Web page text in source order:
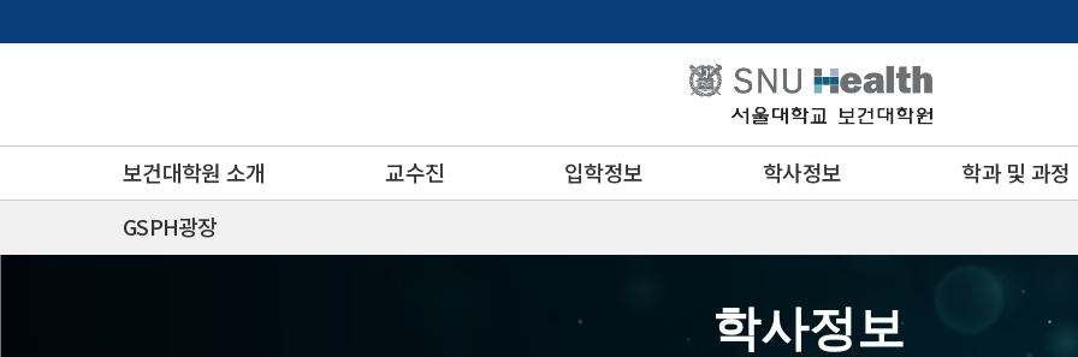
로
보건대학원 소개 교수진 입학정보 학사정보 학과 및 과정
GSPH광장
학사정보